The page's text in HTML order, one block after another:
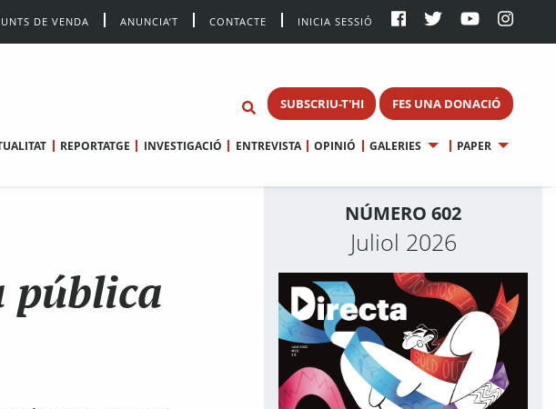
DE VENDA ANUNCIA’T CONTACTE INICIA SESSIÓ
SUBSCRIU-T'HI FES UNA DONACIÓ
REPORTATGE INVESTIGACIÓ ENTREVISTA OPINIÓ GALERIES PAPER
NÚMERO 602
Juliol 2026